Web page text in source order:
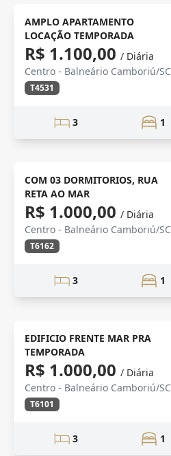
AMPLO APARTAMENTO
LOCAÇÃO TEMPORADA
R$ 1.100,00 / Diária
Centro - Balneário Camboriú/SC
T4531
3 1
temporada
COM 03 DORMITORIOS, RUA
RETA AO MAR
R$ 1.000,00 / Diária
Centro - Balneário Camboriú/SC
T6162
3 1
churrasqueira
EDIFICIO FRENTE MAR PRA
TEMPORADA
R$ 1.000,00 / Diária
Centro - Balneário Camboriú/SC
T6101
3 1